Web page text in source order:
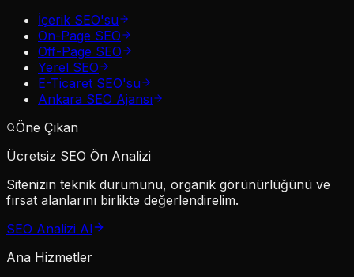
İçerik SEO'su
On-Page SEO
Off-Page SEO
Yerel SEO
E-Ticaret SEO'su
Ankara SEO Ajansı
Öne Çıkan
Ücretsiz SEO Ön Analizi
Sitenizin teknik durumunu, organik görünürlüğünü ve
fırsat alanlarını birlikte değerlendirelim.
SEO Analizi Al
Ana Hizmetler